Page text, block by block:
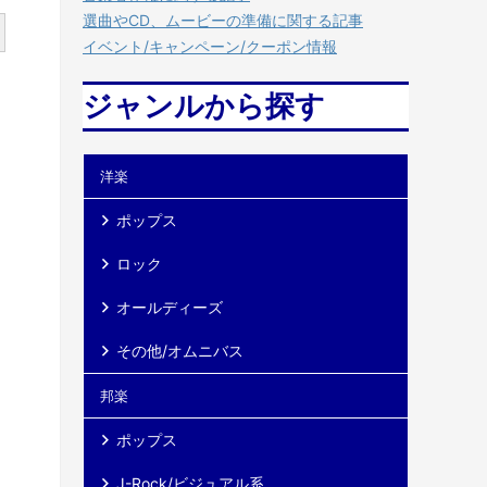
選曲やCD、ムービーの準備に関する記事
イベント/キャンペーン/クーポン情報
ジャンルから探す
洋楽
ポップス
ロック
オールディーズ
その他/オムニバス
邦楽
ポップス
J-Rock/ビジュアル系